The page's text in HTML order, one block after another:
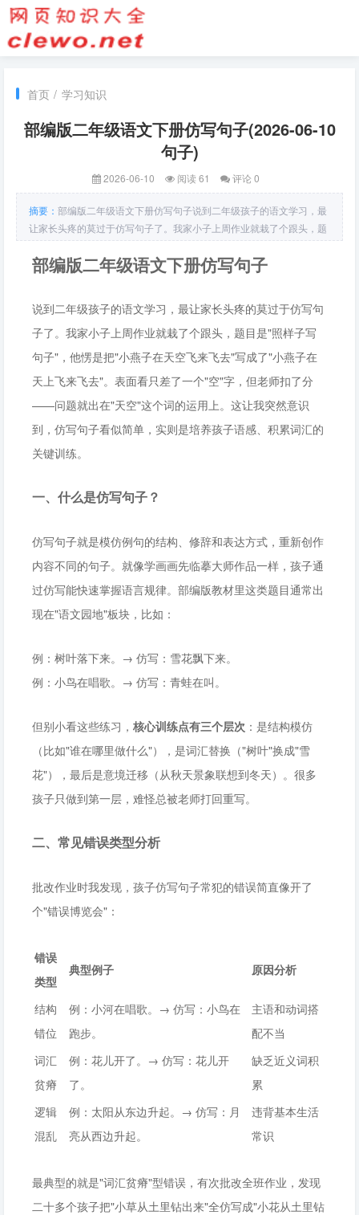
首页 / 学习知识
部编版二年级语文下册仿写句子(2026-06-10
句子)
2026-06-10 阅读 61 评论 0
摘要： 部编版二年级语文下册仿写句子说到二年级孩子的语文学习，最
让家长头疼的莫过于仿写句子了。我家小子上周作业就栽了个跟头，题
目是"照样子写句子"，他愣是把"小燕子在天空飞来飞去"写成了"小燕子
在天上飞来飞去"。表面看只差了一个"空"字，但老师扣了分——问题就
部编版二年级语文下册仿写句子
说到二年级孩子的语文学习，最让家长头疼的莫过于仿写句
子了。我家小子上周作业就栽了个跟头，题目是"照样子写
句子"，他愣是把"小燕子在天空飞来飞去"写成了"小燕子在
天上飞来飞去"。表面看只差了一个"空"字，但老师扣了分
——问题就出在"天空"这个词的运用上。这让我突然意识
到，仿写句子看似简单，实则是培养孩子语感、积累词汇的
关键训练。
一、什么是仿写句子？
仿写句子就是模仿例句的结构、修辞和表达方式，重新创作
内容不同的句子。就像学画画先临摹大师作品一样，孩子通
过仿写能快速掌握语言规律。部编版教材里这类题目通常出
现在"语文园地"板块，比如：
例：树叶落下来。→ 仿写：雪花飘下来。
例：小鸟在唱歌。→ 仿写：青蛙在叫。
但别小看这些练习， 核心训练点有三个层次 ：是结构模仿
（比如"谁在哪里做什么"），是词汇替换（"树叶"换成"雪
花"），最后是意境迁移（从秋天景象联想到冬天）。很多
孩子只做到第一层，难怪总被老师打回重写。
二、常见错误类型分析
批改作业时我发现，孩子仿写句子常犯的错误简直像开了
个"错误博览会"：
错误
类型
典型例子 原因分析
结构
错位
例：小河在唱歌。→ 仿写：小鸟在
跑步。
主语和动词搭
配不当
词汇
贫瘠
例：花儿开了。→ 仿写：花儿开
了。
缺乏近义词积
累
逻辑
混乱
例：太阳从东边升起。→ 仿写：月
亮从西边升起。
违背基本生活
常识
最典型的就是"词汇贫瘠"型错误，有次批改全班作业，发现
二十多个孩子把"小草从土里钻出来"全仿写成"小花从土里钻